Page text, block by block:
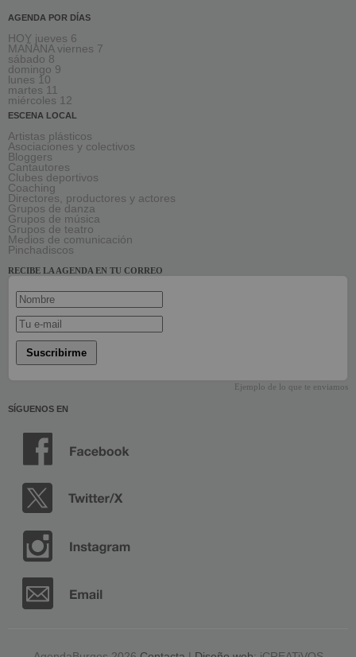
AGENDA POR DÍAS
HOY jueves 6
MAÑANA viernes 7
sábado 8
domingo 9
lunes 10
martes 11
miércoles 12
ESCENA LOCAL
Artistas plásticos
Asociaciones y colectivos
Bloggers
Cantautores
Clubes deportivos
Coaching
Directores, productores y actores
Grupos de danza
Grupos de música
Grupos de teatro
Medios de comunicación
Pinchadiscos
RECIBE LA AGENDA EN TU CORREO
Suscribirme
Ejemplo de lo que te enviamos
SÍGUENOS EN